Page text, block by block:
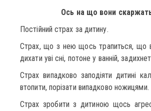
Ось на що вони
Постійний страх за дитину.
Страх, що з нею щось трапиться, що
дихати уві сні, потоне у ванній,
Страх випадково заподіяти дитині
втопити, порізати випадково ножицями.
Страх зробити з дитиною щось